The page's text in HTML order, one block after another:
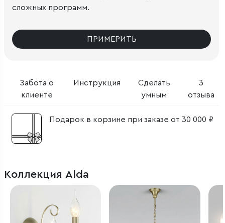
Забота о
клиенте
Инструкция
Сделать
умным
3
отзыва
Подарок в корзине при заказе от 30 000 ₽
сложных программ.
ПРИМЕРИТЬ
Коллекция Alda